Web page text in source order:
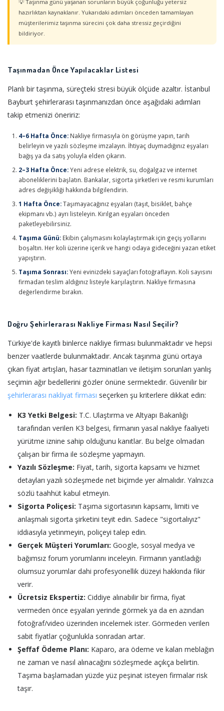
💡 Taşınma günü yaşanan sorunların büyük çoğunluğu yetersiz
hazırlıktan kaynaklanır. Yukarıdaki adımları önceden tamamlayan
müşterilerimiz taşınma sürecini çok daha stressiz geçirdiğini
bildiriyor.
Taşınmadan Önce Yapılacaklar Listesi
Planlı bir taşınma, süreçteki stresi büyük ölçüde azaltır. İstanbul
Bayburt şehirlerarası taşınmanızdan önce aşağıdaki adımları
takip etmenizi öneririz:
4–6 Hafta Önce: Nakliye firmasıyla ön görüşme yapın, tarih
belirleyin ve yazılı sözleşme imzalayın. İhtiyaç duymadığınız eşyaları
bağış ya da satış yoluyla elden çıkarın.
2–3 Hafta Önce:Yeni adrese elektrik, su, doğalgaz ve internet
aboneliklerini başlatın. Bankalar, sigorta şirketleri ve resmi kurumları
adres değişikliği hakkında bilgilendirin.
1 Hafta Önce:Taşımayacağınız eşyaları (taşıt, bisiklet, bahçe
ekipmanı vb.) ayrı listeleyin. Kırılgan eşyaları önceden
paketleyebilirsiniz.
Taşıma Günü: Ekibin çalışmasını kolaylaştırmak için geçiş yollarını
boşaltın. Her koli üzerine içerik ve hangi odaya gideceğini yazan etiket
yapıştırın.
Taşıma Sonrası:Yeni evinizdeki sayaçları fotoğraflayın. Koli sayısını
firmadan teslim aldığınız listeyle karşılaştırın. Nakliye firmasına
değerlendirme bırakın.
Doğru Şehirlerarası Nakliye Firması Nasıl Seçilir?
Türkiye'de kayıtlı binlerce nakliye firması bulunmaktadır ve hepsi
benzer vaatlerde bulunmaktadır. Ancak taşınma günü ortaya
çıkan fiyat artışları, hasar tazminatları ve iletişim sorunları yanlış
seçimin ağır bedellerini gözler önüne sermektedir. Güvenilir bir
şehirlerarası nakliyat firması seçerken şu kriterlere dikkat edin:
K3 Yetki Belgesi: T.C. Ulaştırma ve Altyapı Bakanlığı
tarafından verilen K3 belgesi, firmanın yasal nakliye faaliyeti
yürütme iznine sahip olduğunu kanıtlar. Bu belge olmadan
çalışan bir firma ile sözleşme yapmayın.
Yazılı Sözleşme: Fiyat, tarih, sigorta kapsamı ve hizmet
detayları yazılı sözleşmede net biçimde yer almalıdır. Yalnızca
sözlü taahhüt kabul etmeyin.
Sigorta Poliçesi: Taşıma sigortasının kapsamı, limiti ve
anlaşmalı sigorta şirketini teyit edin. Sadece "sigortalıyız"
iddiasıyla yetinmeyin, poliçeyi talep edin.
Gerçek Müşteri Yorumları: Google, sosyal medya ve
bağımsız forum yorumlarını inceleyin. Firmanın yanıtladığı
olumsuz yorumlar dahi profesyonellik düzeyi hakkında fikir
verir.
Ücretsiz Ekspertiz: Ciddiye alınabilir bir firma, fiyat
vermeden önce eşyaları yerinde görmek ya da en azından
fotoğraf/video üzerinden incelemek ister. Görmeden verilen
sabit fiyatlar çoğunlukla sonradan artar.
Şeffaf Ödeme Planı: Kaparo, ara ödeme ve kalan meblağın
ne zaman ve nasıl alınacağını sözleşmede açıkça belirtin.
Taşıma başlamadan yüzde yüz peşinat isteyen firmalar risk
taşır.